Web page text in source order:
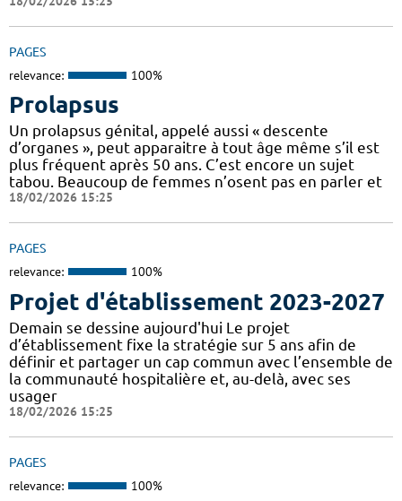
PAGES
relevance: 100%
Prolapsus
Un prolapsus génital, appelé aussi « descente
d’organes », peut apparaitre à tout âge même s’il est
plus fréquent après 50 ans. C’est encore un sujet
tabou. Beaucoup de femmes n’osent pas en parler et
18/02/2026 15:25
PAGES
relevance: 100%
Projet d'établissement 2023-2027
Demain se dessine aujourd'hui Le projet
d’établissement fixe la stratégie sur 5 ans afin de
définir et partager un cap commun avec l’ensemble de
la communauté hospitalière et, au-delà, avec ses
usager
18/02/2026 15:25
PAGES
relevance: 100%